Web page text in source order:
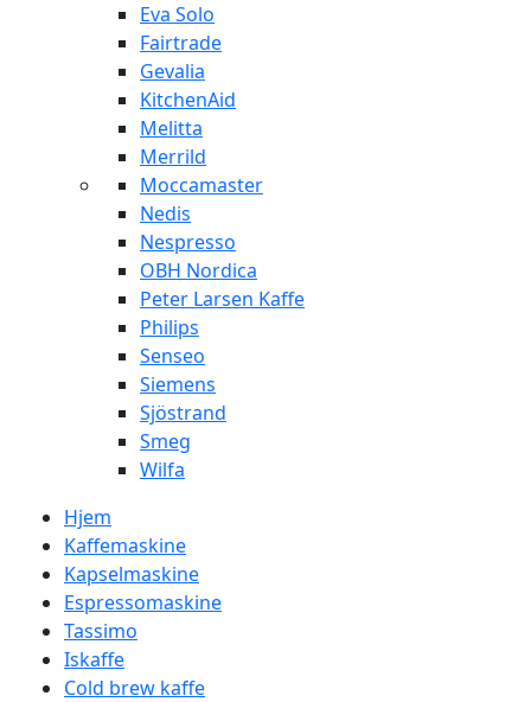
Eva Solo
Fairtrade
Gevalia
KitchenAid
Melitta
Merrild
Moccamaster
Nedis
Nespresso
OBH Nordica
Peter Larsen Kaffe
Philips
Senseo
Siemens
Sjöstrand
Smeg
Wilfa
Hjem
Kaffemaskine
Kapselmaskine
Espressomaskine
Tassimo
Iskaffe
Cold brew kaffe